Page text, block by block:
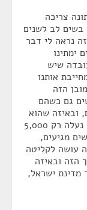
צריכה
בשים לב לשנים
נראה לי דבר
ימתינו
שיש
אותנו
הזה
גם כשהם
ובאיזה שהוא
מקום התחושה היא מאד לא נוחה כשאומרים: נעלה רק 5,000
מגיעים,
עושה לקליטה
הזה ובאיזה
מדינת ישראל,